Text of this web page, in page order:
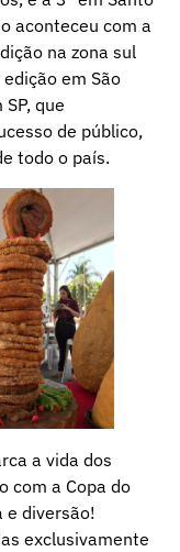
aconteceu com a
na zona sul
edição em São
que
de público,
todo o país.
a vida dos
com a Copa do
e diversão!
exclusivamente